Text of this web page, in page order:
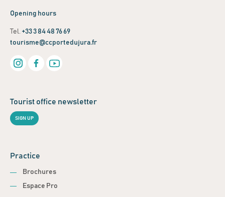
Opening hours
Tel. +33 3 84 48 76 69
tourisme@ccportedujura.fr
Tourist office newsletter
SIGN UP
Practice
Brochures
Espace Pro